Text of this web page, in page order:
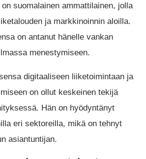
on suomalainen ammattilainen, jolla
ja markkinoinnin aloilla.
on antanut hänelle vankan
menestymiseen.
digitaaliseen liiketoimintaan ja
on ollut keskeinen tekijä
Hän on hyödyntänyt
eri sektoreilla, mikä on tehnyt
asiantuntijan.